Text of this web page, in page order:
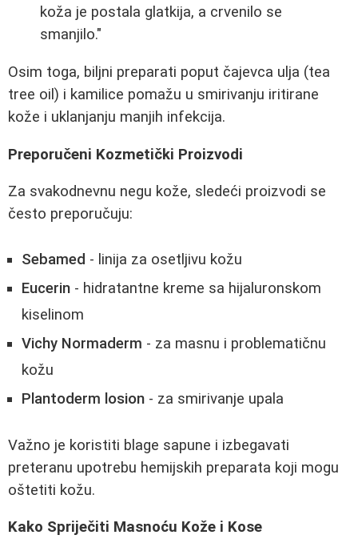
koža je postala glatkija, a crvenilo se
smanjilo."
Osim toga, biljni preparati poput čajevca ulja (tea
tree oil) i kamilice pomažu u smirivanju iritirane
kože i uklanjanju manjih infekcija.
Preporučeni Kozmetički Proizvodi
Za svakodnevnu negu kože, sledeći proizvodi se
često preporučuju:
Sebamed - linija za osetljivu kožu
Eucerin - hidratantne kreme sa hijaluronskom
kiselinom
Vichy Normaderm - za masnu i problematičnu
kožu
Plantoderm losion - za smirivanje upala
Važno je koristiti blage sapune i izbegavati
preteranu upotrebu hemijskih preparata koji mogu
oštetiti kožu.
Kako Spriječiti Masnoću Kože i Kose